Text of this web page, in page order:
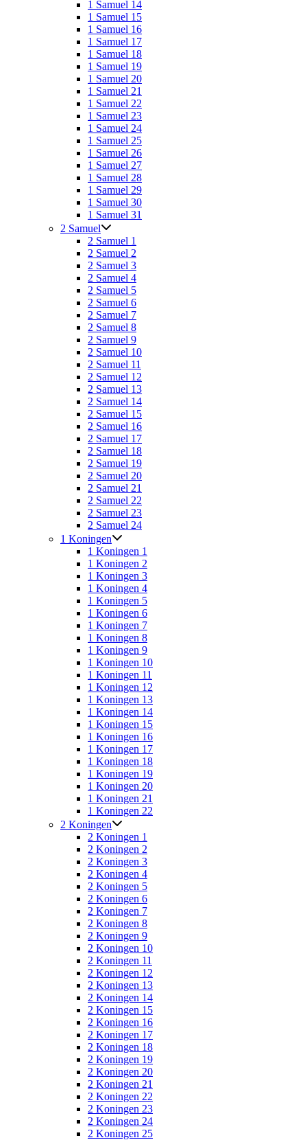
1 Samuel 14
1 Samuel 15
1 Samuel 16
1 Samuel 17
1 Samuel 18
1 Samuel 19
1 Samuel 20
1 Samuel 21
1 Samuel 22
1 Samuel 23
1 Samuel 24
1 Samuel 25
1 Samuel 26
1 Samuel 27
1 Samuel 28
1 Samuel 29
1 Samuel 30
1 Samuel 31
2 Samuel
2 Samuel 1
2 Samuel 2
2 Samuel 3
2 Samuel 4
2 Samuel 5
2 Samuel 6
2 Samuel 7
2 Samuel 8
2 Samuel 9
2 Samuel 10
2 Samuel 11
2 Samuel 12
2 Samuel 13
2 Samuel 14
2 Samuel 15
2 Samuel 16
2 Samuel 17
2 Samuel 18
2 Samuel 19
2 Samuel 20
2 Samuel 21
2 Samuel 22
2 Samuel 23
2 Samuel 24
1 Koningen
1 Koningen 1
1 Koningen 2
1 Koningen 3
1 Koningen 4
1 Koningen 5
1 Koningen 6
1 Koningen 7
1 Koningen 8
1 Koningen 9
1 Koningen 10
1 Koningen 11
1 Koningen 12
1 Koningen 13
1 Koningen 14
1 Koningen 15
1 Koningen 16
1 Koningen 17
1 Koningen 18
1 Koningen 19
1 Koningen 20
1 Koningen 21
1 Koningen 22
2 Koningen
2 Koningen 1
2 Koningen 2
2 Koningen 3
2 Koningen 4
2 Koningen 5
2 Koningen 6
2 Koningen 7
2 Koningen 8
2 Koningen 9
2 Koningen 10
2 Koningen 11
2 Koningen 12
2 Koningen 13
2 Koningen 14
2 Koningen 15
2 Koningen 16
2 Koningen 17
2 Koningen 18
2 Koningen 19
2 Koningen 20
2 Koningen 21
2 Koningen 22
2 Koningen 23
2 Koningen 24
2 Koningen 25